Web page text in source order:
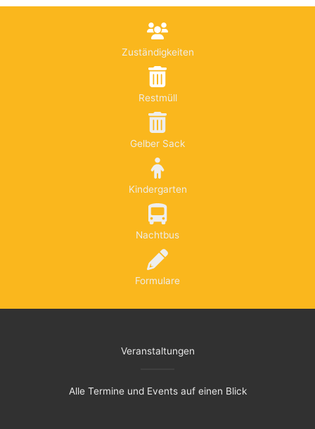
Zuständigkeiten
Restmüll
Gelber Sack
Kindergarten
Nachtbus
Formulare
Veranstaltungen
Alle Termine und Events auf einen Blick